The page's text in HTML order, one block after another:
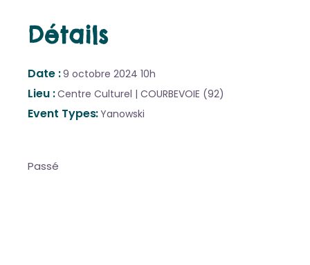
Détails
Date 9 octobre 2024 10h
Lieu Centre Culturel | COURBEVOIE (92)
Event Types Yanowski
Passé